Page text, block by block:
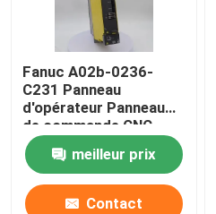
Fanuc A02b-0236-
C231 Panneau
d'opérateur Panneau
de commande CNC
Servo-moteur
industrielmeilleur prix
Contact